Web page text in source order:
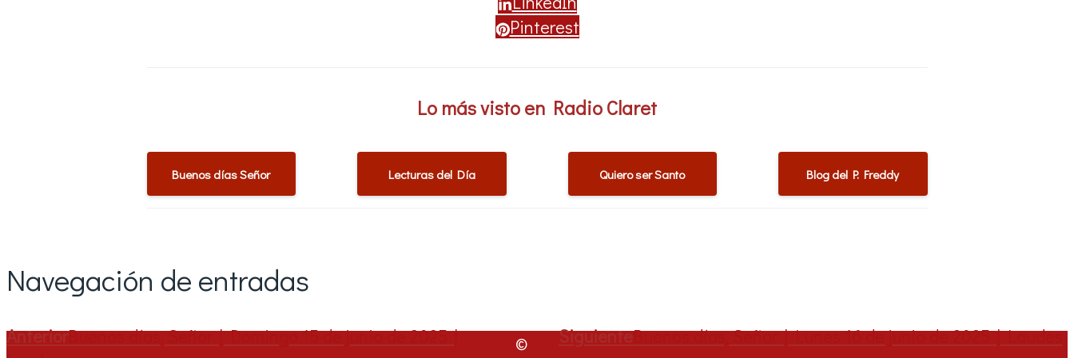
Pinterest
Lo más visto en Radio Claret
Buenos días Señor Lecturas del Día Quiero ser Santo Blog del P. Freddy
Navegación de entradas
AnteriorBuenos días, Señor | Domingo 15 de junio de 2025 |
SiguienteBuenos días, Señor | Lunes 16 de junio de 2025 | Laudes
©